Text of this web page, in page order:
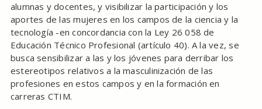
alumnas y docentes, y visibilizar la participación y los
aportes de las mujeres en los campos de la ciencia y la
tecnología -en concordancia con la Ley 26 058 de
Educación Técnico Profesional (artículo 40). A la vez, se
busca sensibilizar a las y los jóvenes para derribar los
estereotipos relativos a la masculinización de las
profesiones en estos campos y en la formación en
carreras CTIM.